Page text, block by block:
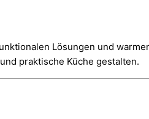
Lösungen und
praktische Küche gestalten.